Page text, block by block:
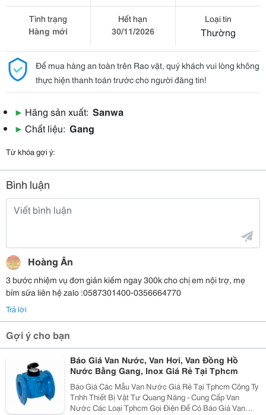
Tình trạng
Hàng mới
Hết hạn
30/11/2026
Loại tin
Thường
Để mua hàng an toàn trên Rao vặt, quý khách vui lòng không
thực hiện thanh toán trước cho người đăng tin!
▶ Hãng sản xuất: Sanwa
▶ Chất liệu: Gang
Từ khóa gợi ý:
Bình luận
Hoàng Ân
3 bước nhiệm vụ đơn giản kiếm ngay 300k cho chị em nội trợ, mẹ
bỉm sữa liên hệ zalo :0587301400-0356664770
Trả lời
Gợi ý cho bạn
Báo Giá Van Nước, Van Hơi, Van Đồng Hồ
Nước Bằng Gang, Inox Giá Rẻ Tại Tphcm
Báo Giá Các Mẫu Van Nước Giá Rẻ Tại Tphcm Công Ty
Tnhh Thiết Bị Vật Tư Quang Năng - Cung Cấp Van
Nước Các Loại Tphcm Gọi Điện Để Có Báo Giá Van